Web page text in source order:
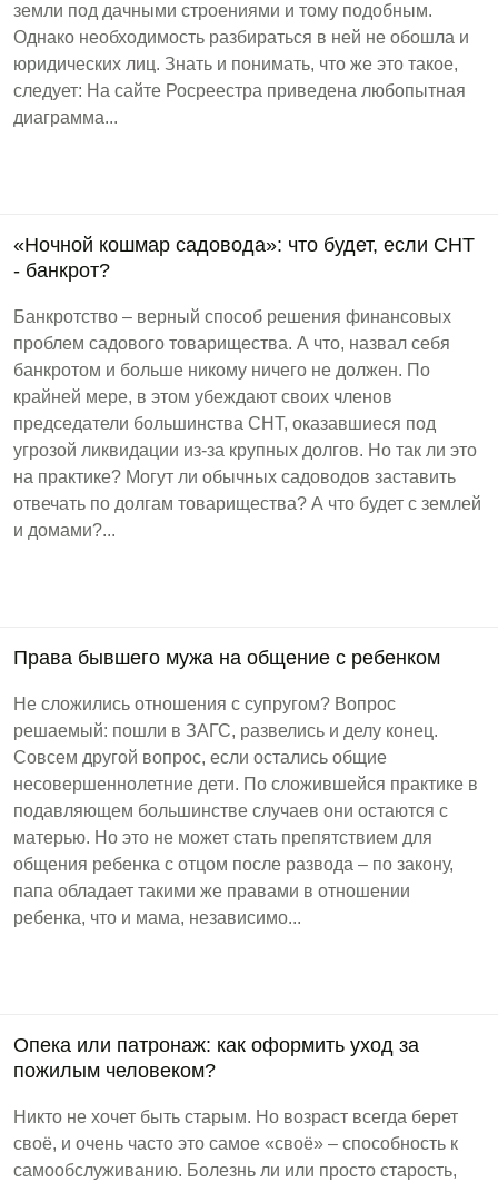
земли под дачными строениями и тому подобным.
Однако необходимость разбираться в ней не обошла и
юридических лиц. Знать и понимать, что же это такое,
следует: На сайте Росреестра приведена любопытная
диаграмма...
«Ночной кошмар садовода»: что будет, если СНТ
- банкрот?
Банкротство – верный способ решения финансовых
проблем садового товарищества. А что, назвал себя
банкротом и больше никому ничего не должен. По
крайней мере, в этом убеждают своих членов
председатели большинства СНТ, оказавшиеся под
угрозой ликвидации из-за крупных долгов. Но так ли это
на практике? Могут ли обычных садоводов заставить
отвечать по долгам товарищества? А что будет с землей
и домами?...
Права бывшего мужа на общение с ребенком
Не сложились отношения с супругом? Вопрос
решаемый: пошли в ЗАГС, развелись и делу конец.
Совсем другой вопрос, если остались общие
несовершеннолетние дети. По сложившейся практике в
подавляющем большинстве случаев они остаются с
матерью. Но это не может стать препятствием для
общения ребенка с отцом после развода – по закону,
папа обладает такими же правами в отношении
ребенка, что и мама, независимо...
Опека или патронаж: как оформить уход за
пожилым человеком?
Никто не хочет быть старым. Но возраст всегда берет
своё, и очень часто это самое «своё» – способность к
самообслуживанию. Болезнь ли или просто старость,